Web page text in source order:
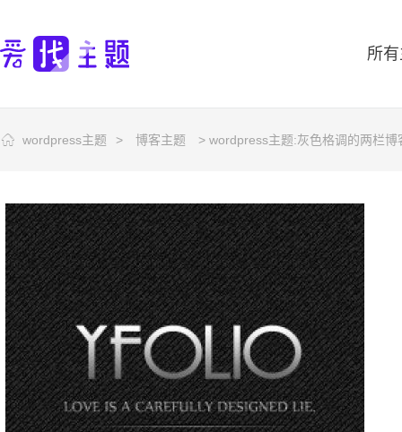
所
wordpress主题 > 博客主题 > wordpress主题:灰色格调的两栏博